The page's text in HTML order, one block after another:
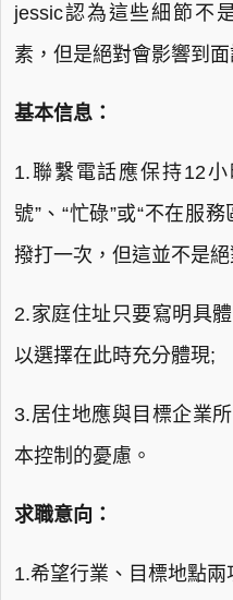
jessic認為這些細節不
素，但是絕對會影響到面
基本信息：
1.聯繫電話應保持12
號”、“忙碌”或“不在服
撥打一次，但這並不是
2.家庭住址只要寫明具
以選擇在此時充分體現;
3.居住地應與目標企業
本控制的憂慮。
求職意向：
1.希望行業、目標地點